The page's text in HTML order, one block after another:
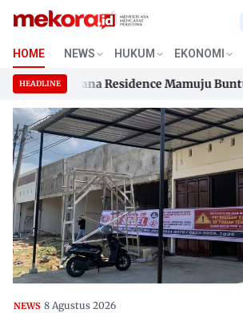
Skip
content
HOME NEWS HUKUM EKONOMI
HEADLINE Residence Mamuju Buntut
Residence Mamuju Buntut
NEWS 8 Agustus 2026